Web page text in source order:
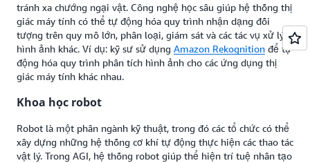
tránh xa chướng ngại vật. Công nghệ học sâu giúp hệ thống thị
giác máy tính có thể tự động hóa quy trình nhận dạng đối
tượng trên quy mô lớn, phân loại, giám sát và các tác vụ xử lý
hình ảnh khác. Ví dụ: kỹ sư sử dụng Amazon Rekognition để tự
động hóa quy trình phân tích hình ảnh cho các ứng dụng thị
giác máy tính khác nhau.
Khoa học robot
Robot là một phân ngành kỹ thuật, trong đó các tổ chức có thể
xây dựng những hệ thống cơ khí tự động thực hiện các thao tác
vật lý. Trong AGI, hệ thống robot giúp thể hiện trí tuệ nhân tạo